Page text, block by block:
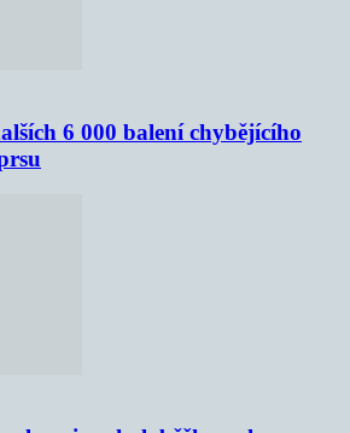
6 000 balení chybějícího